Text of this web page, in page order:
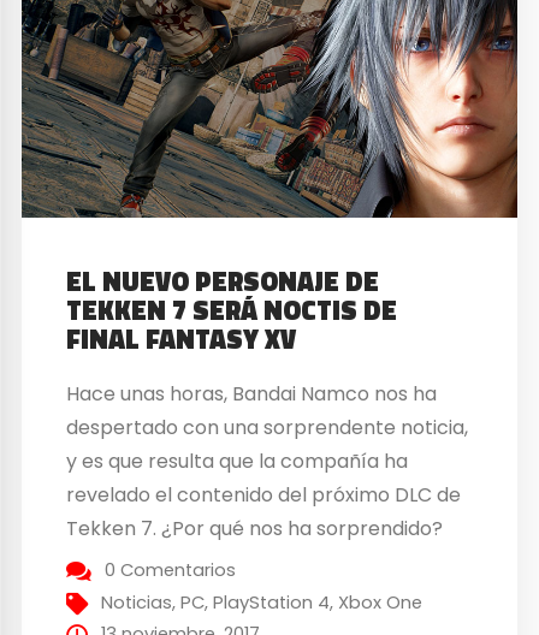
EL NUEVO PERSONAJE DE
TEKKEN 7 SERÁ NOCTIS DE
FINAL FANTASY XV
Hace unas horas, Bandai Namco nos ha
despertado con una sorprendente noticia,
y es que resulta que la compañía ha
revelado el contenido del próximo DLC de
Tekken 7. ¿Por qué nos ha sorprendido?
Bien, resulta que el próximo personaje que
se unirá a las filas de Tekken 7 será Noctis
0 Comentarios
Noticias,PC,PlayStation 4, Xbox One